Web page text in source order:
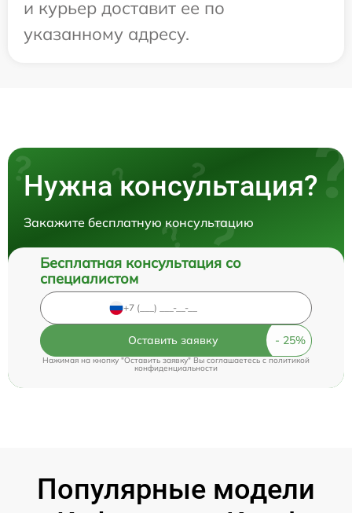
и курьер доставит ее по
указанному адресу.
Нужна консультация?
Закажите бесплатную консультацию
Бесплатная консультация со
специалистом
Оставить заявку
Нажимая на кнопку "Оставить заявку" Вы соглашаетесь cполитикой
конфиденциальности
Популярные модели